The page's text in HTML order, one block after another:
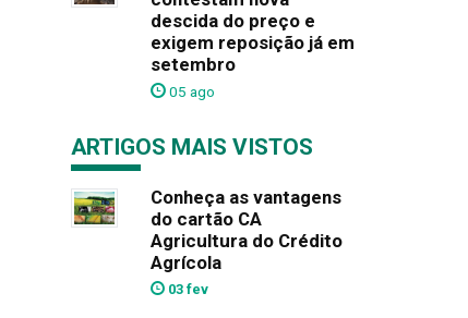
descida do preço e
exigem reposição já em
setembro
05 ago
ARTIGOS MAIS VISTOS
Conheça as vantagens
do cartão CA
Agricultura do Crédito
Agrícola
03 fev